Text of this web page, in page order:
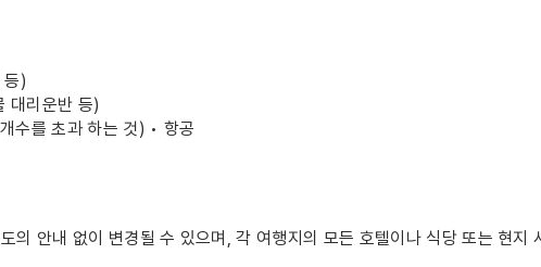
등)
대리운반 등)
수를 초과 하는 것) • 항공
의 안내 없이 변경될 수 있으며, 각 여행지의 모든 호텔이나 식당 또는 현지